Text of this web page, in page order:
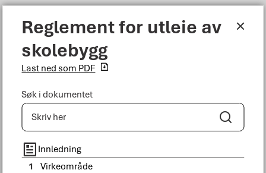
Bodø kommune
Du er her:Tjenester
Utleiereglement
Egenansvar, erstatning og varslingsrutine
Reglement for utleie av skolebygg
Reglement for utleie av
skolebygg
Last ned som PDF
Søk i dokumentet
Søk
Innledning
1
Virkeområde